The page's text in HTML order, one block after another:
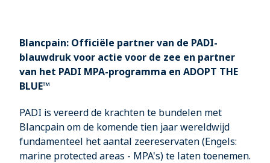
Blancpain: Officiële partner van de PADI-
blauwdruk voor actie voor de zee en partner
van het PADI MPA-programma en ADOPT THE
BLUE™
PADI is vereerd de krachten te bundelen met
Blancpain om de komende tien jaar wereldwijd
fundamenteel het aantal zeereservaten (Engels:
marine protected areas - MPA's) te laten toenemen.